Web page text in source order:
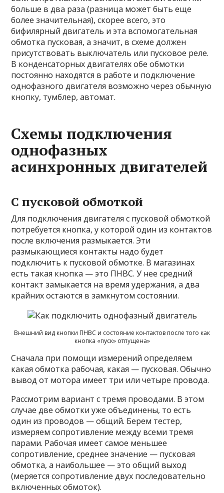
больше в два раза (разница может быть еще
более значительная), скорее всего, это
бифилярный двигатель и эта вспомогательная
обмотка пусковая, а значит, в схеме должен
присутствовать выключатель или пусковое реле.
В конденсаторных двигателях обе обмотки
постоянно находятся в работе и подключение
однофазного двигателя возможно через обычную
кнопку, тумблер, автомат.
Схемы подключения
однофазных
асинхронных двигателей
С пусковой обмоткой
Для подключения двигателя с пусковой обмоткой
потребуется кнопка, у которой один из контактов
после включения размыкается. Эти
размыкающиеся контакты надо будет
подключить к пусковой обмотке. В магазинах
есть такая кнопка — это ПНВС. У нее средний
контакт замыкается на время удержания, а два
крайних остаются в замкнутом состоянии.
Внешний вид кнопки ПНВС и состояние контактов после того как
кнопка «пуск» отпущена»
Сначала при помощи измерений определяем
какая обмотка рабочая, какая — пусковая. Обычно
вывод от мотора имеет три или четыре провода.
Рассмотрим вариант с тремя проводами. В этом
случае две обмотки уже объединены, то есть
один из проводов — общий. Берем тестер,
измеряем сопротивление между всеми тремя
парами. Рабочая имеет самое меньшее
сопротивление, среднее значение — пусковая
обмотка, а наибольшее — это общий выход
(меряется сопротивление двух последовательно
включенных обмоток).